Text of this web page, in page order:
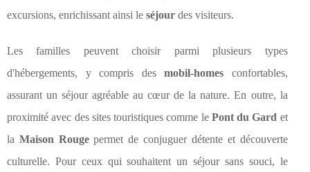
excursions, enrichissant ainsi le séjour des visiteurs.
Les familles peuvent choisir parmi plusieurs types
d'hébergements, y compris desmobil-homes confortables,
assurant un séjour agréable au cœur de la nature. En outre, la
proximité avec des sites touristiques comme le Pont du Gard et
la Maison Rougepermet de conjuguer détente et découverte
culturelle. Pour ceux qui souhaitent un séjour sans souci, le